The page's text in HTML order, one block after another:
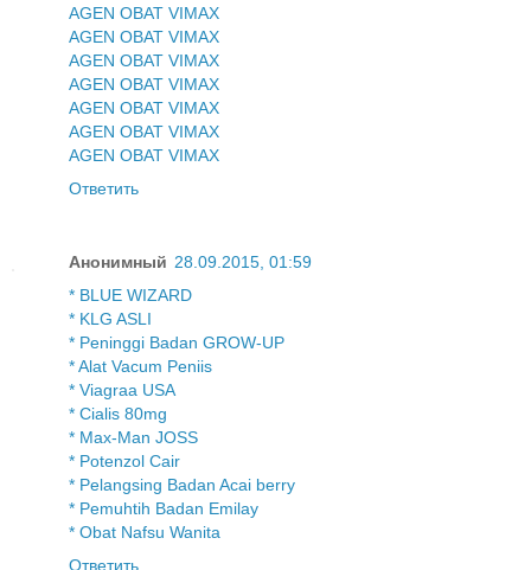
AGEN OBAT VIMAX
AGEN OBAT VIMAX
AGEN OBAT VIMAX
AGEN OBAT VIMAX
AGEN OBAT VIMAX
AGEN OBAT VIMAX
AGEN OBAT VIMAX
Ответить
Анонимный 28.09.2015, 01:59
* BLUE WIZARD
* KLG ASLI
* Peninggi Badan GROW-UP
* Alat Vacum Peniis
* Viagraa USA
* Cialis 80mg
* Max-Man JOSS
* Potenzol Cair
* Pelangsing Badan Acai berry
* Pemuhtih Badan Emilay
* Obat Nafsu Wanita
Ответить